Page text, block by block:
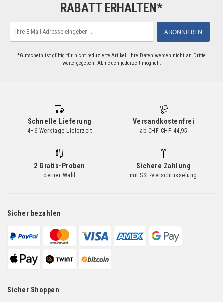
RABATT ERHALTEN*
Sie
ABONNIEREN
*Gutschein ist gültig für nicht reduzierte Artikel. Ihre Daten werden nicht an Dritte
weitergegeben. Abmelden jederzeit möglich.
Schnelle Lieferung
4–6 Werktage Lieferzeit
Versandkostenfrei
ab CHF CHF 44,95
2 Gratis-Proben
deiner Wahl
Sichere Zahlung
mit SSL-Verschlüsselung
Sicher bezahlen
Sicher Shoppen